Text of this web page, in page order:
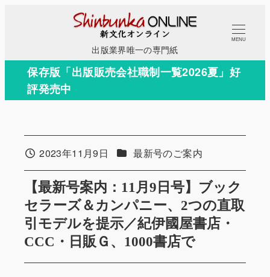
コ
テ
出版業界唯一の専門紙
MENU
保存版「出版販売会社職制一覧2026夏」好
評発売中
【最新号案内：11月9日号】ブック
セラーズ＆カンパニー、2つの直取
引モデルを提示／紀伊國屋書店・
CCC・日販Ｇ、1000書店で
投稿日2023年11月9日 カテゴリー
最新号のご案内